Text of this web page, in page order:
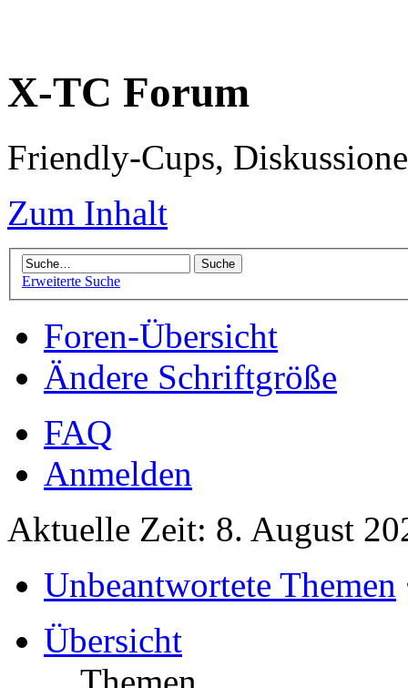
X-TC Forum
Friendly-Cups,
Zum Inhalt
Erweiterte Suche
Foren-Übersicht
Ändere Schriftgröße
FAQ
Anmelden
Aktuelle Zeit: 8. August
Unbeantwortete Themen
Übersicht